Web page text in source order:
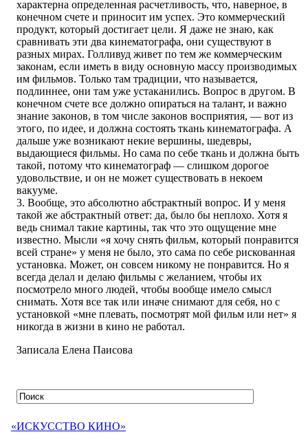
характерна определенная расчетливость, что, наверное, в
конечном счете и приносит им успех. Это коммерческий
продукт, который достигает цели. Я даже не знаю, как
сравнивать эти два кинематографа, они существуют в
разных мирах. Голливуд живет по тем же коммерческим
законам, если иметь в виду основную массу производимых
им фильмов. Только там традиции, что называется,
подлиннее, они там уже устаканились. Вопрос в другом. В
конечном счете все должно опираться на талант, и важно
знание законов, в том числе законов восприятия, — вот из
этого, по идее, и должна состоять ткань кинематографа. А
дальше уже возникают некие вершины, шедевры,
выдающиеся фильмы. Но сама по себе ткань и должна быть
такой, потому что кинематограф — слишком дорогое
удовольствие, и он не может существовать в некоем
вакууме.
3. Вообще, это абсолютно абстрактный вопрос. И у меня
такой же абстрактный ответ: да, было бы неплохо. Хотя я
ведь снимал такие картины, так что это ощущение мне
известно. Мысли «я хочу снять фильм, который понравится
всей стране» у меня не было, это сама по себе рискованная
установка. Может, он совсем никому не понравится. Но я
всегда делал и делаю фильмы с желанием, чтобы их
посмотрело много людей, чтобы вообще имело смысл
снимать. Хотя все так или иначе снимают для себя, но с
установкой «мне плевать, посмотрят мой фильм или нет» я
никогда в жизни в кино не работал.
Записала Елена Паисова
«ИСКУССТВО КИНО»